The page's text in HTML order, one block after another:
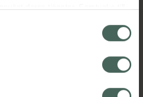
via webbplatsens
återkallat samtycke påverkar inte
som skett innan återkallelsen.